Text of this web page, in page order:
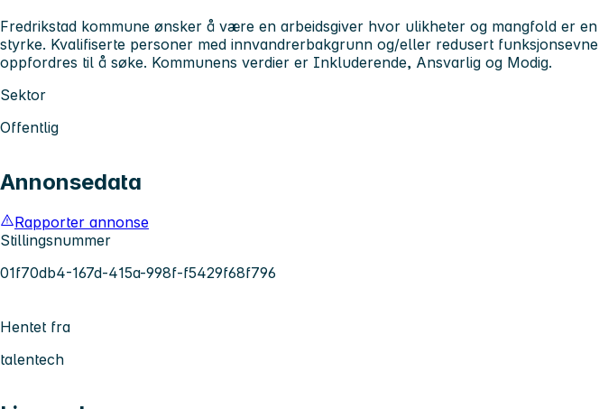
Fredrikstad kommune ønsker å være en arbeidsgiver hvor ulikheter og mangfold er en
styrke. Kvalifiserte personer med innvandrerbakgrunn og/eller redusert funksjonsevne
oppfordres til å søke. Kommunens verdier er Inkluderende, Ansvarlig og Modig.
Sektor
Offentlig
Annonsedata
Rapporter annonse
Stillingsnummer
01f70db4-167d-415a-998f-f5429f68f796
Hentet fra
talentech